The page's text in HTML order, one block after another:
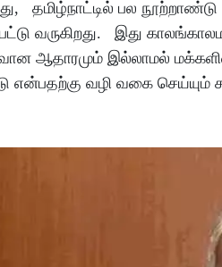
தமிழ்நாட்டில் பல
வருகிறது. இது
ஆதாரமும் இல்லாமல்
என்பதற்கு வழி வகை